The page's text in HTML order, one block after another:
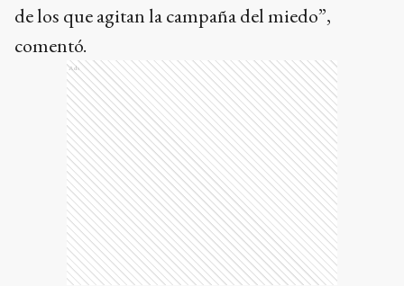
de los que agitan la campaña del miedo”,
comentó.
Ads